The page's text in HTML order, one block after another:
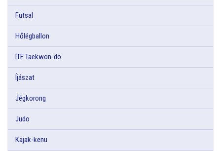
Futsal
Hőlégballon
ITF Taekwon-do
Íjászat
Jégkorong
Judo
Kajak-kenu